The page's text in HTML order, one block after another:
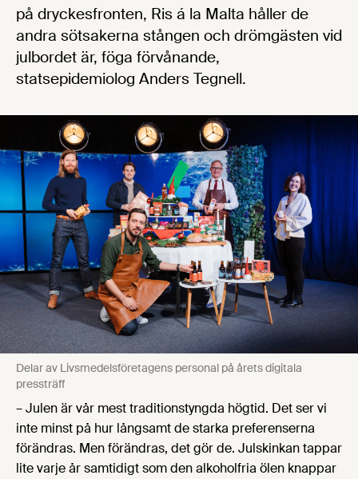
på dryckesfronten, Ris á la Malta håller de
andra sötsakerna stången och drömgästen vid
julbordet är, föga förvånande,
statsepidemiolog Anders Tegnell.
Delar av Livsmedelsföretagens personal på årets digitala
pressträff
– Julen är vår mest traditionstyngda högtid. Det ser vi
inte minst på hur långsamt de starka preferenserna
förändras. Men förändras, det gör de. Julskinkan tappar
lite varje år samtidigt som den alkoholfria ölen knappar